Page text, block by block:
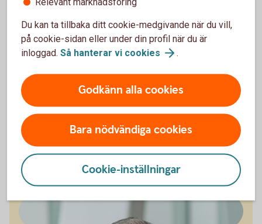
med sambon vid en separation.
Tänk på att en gåva ofta räknas
som förskott på arv
gåvobrevet. På så sätt skapar du trygghet både
för dig och ditt barn.
Du kan ta tillbaka ditt cookie-medgivande när du vill,
på cookie-sidan eller under din profil när du är
inloggad. Så hanterar vi cookies .
Godkänn alla cookies
Bara nödvändiga cookies
Cookie-inställningar